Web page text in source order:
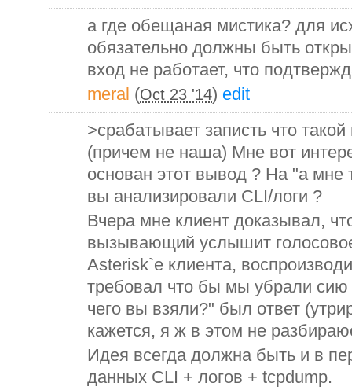
а где обещаная мистика? для
обязательно должны быть
вход не работает, что
meral (Oct 23 '14) edit
>срабатывает записть что
(причем не наша) Мне вот
основан этот вывод ? На "а мне
вы анализировали CLI/логи ?
Вчера мне клиент доказывал,
вызывающий услышит
Asterisk`е клиента,
требовал что бы мы убрали сию
чего вы взяли?" был ответ
кажется, я ж в этом не
Идея всегда должна быть и в
данных CLI + логов + tcpdump.